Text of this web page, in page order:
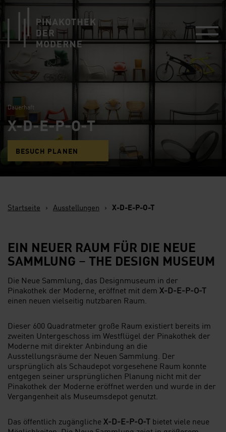
Link zur Startseite
Dauerhaft
X-D-E-P-O-T
BESUCH PLANEN
Startseite › Ausstellungen › X-D-E-P-O-T
EIN NEUER RAUM FÜR DIE NEUE
SAMMLUNG – THE DESIGN MUSEUM
Die Neue Sammlung, das Designmuseum in der
Pinakothek der Moderne, eröffnet mit dem X-D-E-P-O-T
einen neuen vielseitig nutzbaren Raum.
Dieser 600 Quadratmeter große Raum existiert bereits im
zweiten Untergeschoss im Westflügel der Pinakothek der
Moderne mit direkter Anbindung an die
Ausstellungsräume der Neuen Sammlung. Der
ursprünglich als Schaudepot vorgesehene Raum konnte
entgegen seiner ursprünglichen Planung nicht mit der
Pinakothek der Moderne eröffnet werden und wurde in der
Vergangenheit als Museumsdepot genutzt.
Das öffentlich zugänglicheX-D-E-P-O-T bietet viele neue